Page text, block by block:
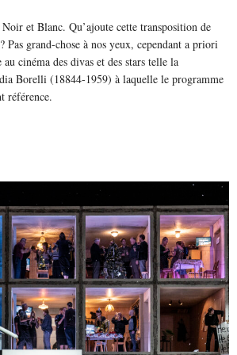
et Blanc. Qu’ajoute cette transposition de
Pas grand-chose à nos yeux, cependant a priori
cinéma des divas et des stars telle la
Borelli (18844-1959) à laquelle le programme
référence.